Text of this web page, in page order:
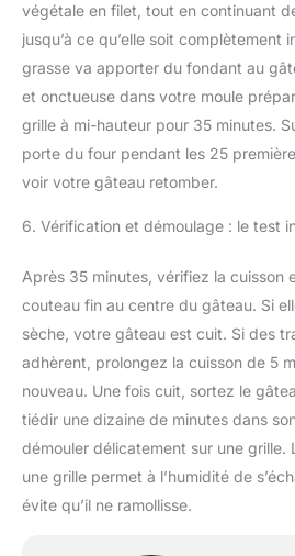
végétale en filet, tout en continuant
jusqu’à ce qu’elle soit complètement
grasse va apporter du fondant au
et onctueuse dans votre moule
grille à mi-hauteur pour 35 minutes.
porte du four pendant les 25
voir votre gâteau retomber.
6. Vérification et démoulage : le test
Après 35 minutes, vérifiez la cuisson
couteau fin au centre du gâteau. Si
sèche, votre gâteau est cuit. Si des
adhèrent, prolongez la cuisson de 5
nouveau. Une fois cuit, sortez le
tiédir une dizaine de minutes dans
démouler délicatement sur une grille.
une grille permet à l’humidité de
évite qu’il ne ramollisse.